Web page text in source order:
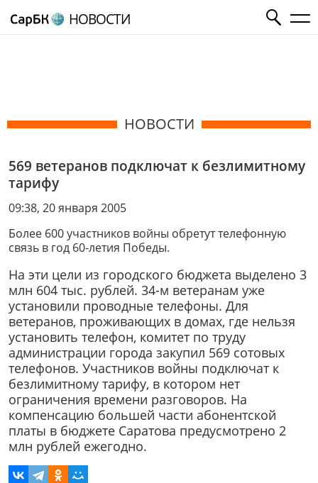
НОВОСТИ
НОВОСТИ
569 ветеранов подключат к безлимитному
тарифу
09:38, 20 января 2005
Более 600 участников войны обретут телефонную
связь в год 60-летия Победы.
На эти цели из городского бюджета выделено 3
млн 604 тыс. рублей. 34-м ветеранам уже
установили проводные телефоны. Для
ветеранов, проживающих в домах, где нельзя
установить телефон, комитет по труду
администрации города закупил 569 сотовых
телефонов. Участников войны подключат к
безлимитному тарифу, в котором нет
ограничения времени разговоров. На
компенсацию большей части абонентской
платы в бюджете Саратова предусмотрено 2
млн рублей ежегодно.